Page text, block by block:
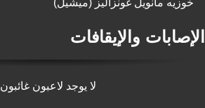
خوزيه مانويل غونزاليز (ميشيل)
الإصابات والإيقافات
لا يوجد لاعبون غائبون